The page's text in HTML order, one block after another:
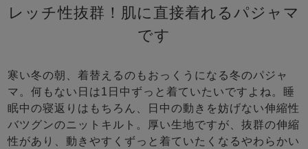
レッチ性抜群！肌に直接着れるパジャマ
です
寒い冬の朝、着替えるのもおっくうになる冬のパジャ
マ。何もない日は1日中ずっと着ていたいですよね。睡
眠中の寝返りはもちろん、日中の動きを妨げない伸縮性
バツグンのニットキルト。厚い生地ですが、抜群の伸縮
性があり、動きやすくずっと着ていたくなるやわらかい